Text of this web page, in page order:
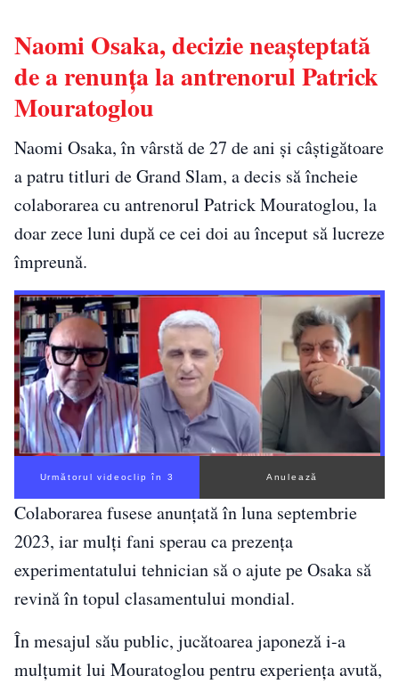
Naomi Osaka, decizie neașteptată
de a renunța la antrenorul Patrick
Mouratoglou
Naomi Osaka, în vârstă de 27 de ani și câștigătoare
a patru titluri de Grand Slam, a decis să încheie
colaborarea cu antrenorul Patrick Mouratoglou, la
doar zece luni după ce cei doi au început să lucreze
împreună.
Următorul videoclip în 2 Anulează
Colaborarea fusese anunțată în luna septembrie
2023, iar mulți fani sperau ca prezența
experimentatului tehnician să o ajute pe Osaka să
revină în topul clasamentului mondial.
În mesajul său public, jucătoarea japoneză i-a
mulțumit lui Mouratoglou pentru experiența avută,